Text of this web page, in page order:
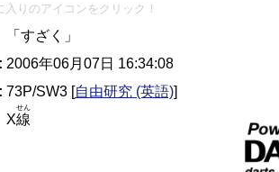
りのアイコンをクリック！
「すざく」
: 2006年06月07日 16:34:08
: 73P/SW3 [自由研究 (英語)]
X線
せん